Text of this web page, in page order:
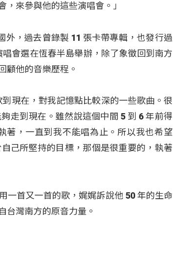
來參與他的這些演唱會。」
外，過去曾錄製 11 張卡帶專輯，也發行過
會選在恆春半島舉辦，除了象徵回到南方
顧他的音樂歷程 。
現在，對我記憶點比較深的一些歌曲。很
走到現在。雖然說這個中間 5 到 6 年前得
著，一直到我不能唱為止。所以我也希望
己所堅持的目標，那個是很重要的，執著
一首又一首的歌，娓娓訴說他 50 年的生命
台灣南方的原音力量 。